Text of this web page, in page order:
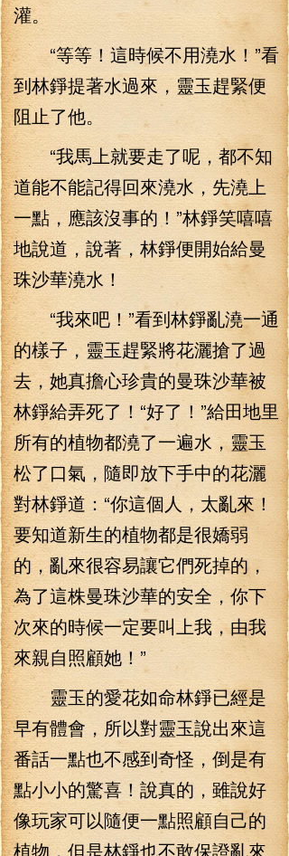
灌。
“等等！這時候不用澆水！”看
到林錚提著水過來，靈玉趕緊便
阻止了他。
“我馬上就要走了呢，都不知
道能不能記得回來澆水，先澆上
一點，應該沒事的！”林錚笑嘻嘻
地說道，說著，林錚便開始給曼
珠沙華澆水！
“我來吧！”看到林錚亂澆一通
的樣子，靈玉趕緊將花灑搶了過
去，她真擔心珍貴的曼珠沙華被
林錚給弄死了！“好了！”給田地里
所有的植物都澆了一遍水，靈玉
松了口氣，隨即放下手中的花灑
對林錚道：“你這個人，太亂來！
要知道新生的植物都是很嬌弱
的，亂來很容易讓它們死掉的，
為了這株曼珠沙華的安全，你下
次來的時候一定要叫上我，由我
來親自照顧她！”
靈玉的愛花如命林錚已經是
早有體會，所以對靈玉說出來這
番話一點也不感到奇怪，倒是有
點小小的驚喜！說真的，雖說好
像玩家可以隨便一點照顧自己的
植物，但是林錚也不敢保證亂來